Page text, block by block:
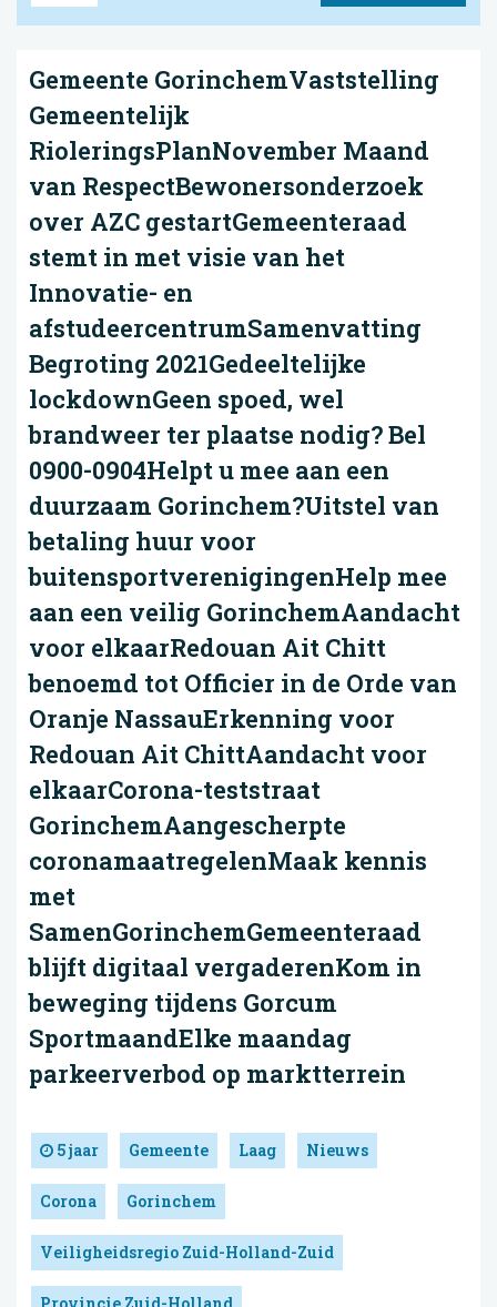
Gemeente GorinchemVaststelling
Gemeentelijk
RioleringsPlanNovember Maand
van RespectBewonersonderzoek
over AZC gestartGemeenteraad
stemt in met visie van het
Innovatie- en
afstudeercentrumSamenvatting
Begroting 2021Gedeeltelijke
lockdownGeen spoed, wel
brandweer ter plaatse nodig? Bel
0900-0904Helpt u mee aan een
duurzaam Gorinchem?Uitstel van
betaling huur voor
buitensportverenigingenHelp mee
aan een veilig GorinchemAandacht
voor elkaarRedouan Ait Chitt
benoemd tot Officier in de Orde van
Oranje NassauErkenning voor
Redouan Ait ChittAandacht voor
elkaarCorona-teststraat
GorinchemAangescherpte
coronamaatregelenMaak kennis
met
SamenGorinchemGemeenteraad
blijft digitaal vergaderenKom in
beweging tijdens Gorcum
SportmaandElke maandag
parkeerverbod op marktterrein
5 jaar Gemeente Laag Nieuws
Corona Gorinchem
Veiligheidsregio Zuid-Holland-Zuid
Provincie Zuid-Holland